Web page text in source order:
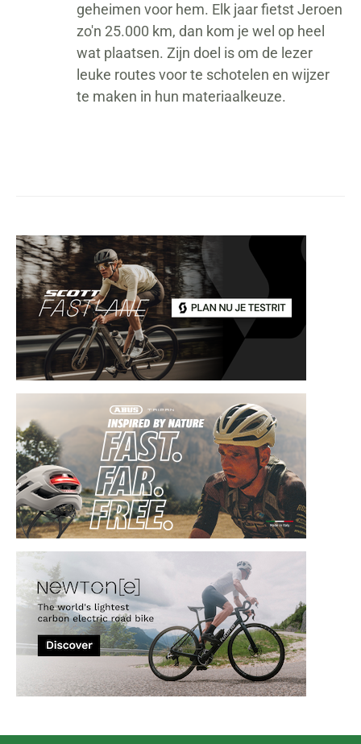
geheimen voor hem. Elk jaar fietst Jeroen
zo'n 25.000 km, dan kom je wel op heel
wat plaatsen. Zijn doel is om de lezer
leuke routes voor te schotelen en wijzer
te maken in hun materiaalkeuze.